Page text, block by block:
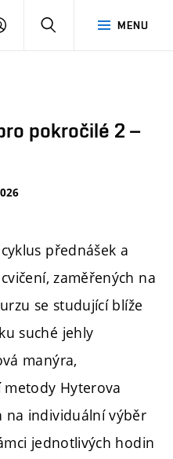
MENU
PŘIHLÁSIT
pokročilé 2 –
přednášek a
zaměřených na
se studující blíže
suché jehly
manýra,
Hyterova
na individuální výběr
jednotlivých hodin